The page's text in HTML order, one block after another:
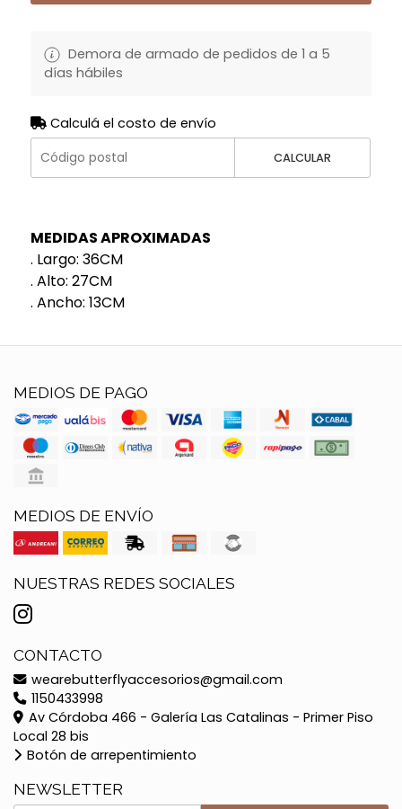
Demora de armado de pedidos de 1 a 5
días hábiles
Calculá el costo de envío
CALCULAR
MEDIDAS APROXIMADAS
. Largo: 36CM
. Alto: 27CM
. Ancho: 13CM
MEDIOS DE PAGO
MEDIOS DE ENVÍO
NUESTRAS REDES SOCIALES
CONTACTO
wearebutterflyaccesorios@gmail.com
1150433998
Av Córdoba 466 - Galería Las Catalinas - Primer Piso
Local 28 bis
Botón de arrepentimiento
NEWSLETTER